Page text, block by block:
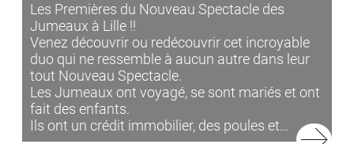
Les Premières du Nouveau Spectacle des
Jumeaux à Lille !!
Venez découvrir ou redécouvrir cet incroyable
duo qui ne ressemble à aucun autre dans leur
tout Nouveau Spectacle.
Les Jumeaux ont voyagé, se sont mariés et ont
fait des enfants.
Ils ont un crédit immobilier, des poules et…